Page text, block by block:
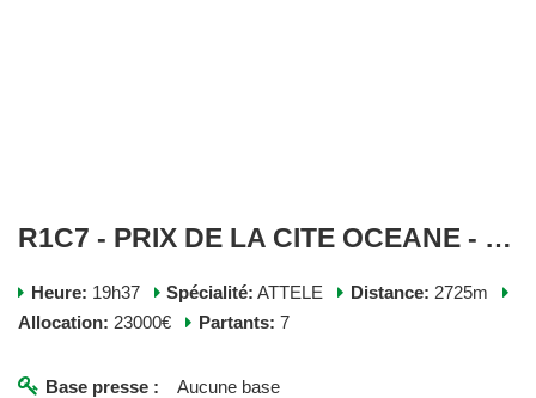
R1C7 - PRIX DE LA CITE OCEANE - MERCREDI 08 JUILLET 2026
Heure: 19h37 Spécialité: ATTELE Distance: 2725m
Allocation: 23000€ Partants: 7
Base presse : Aucune base